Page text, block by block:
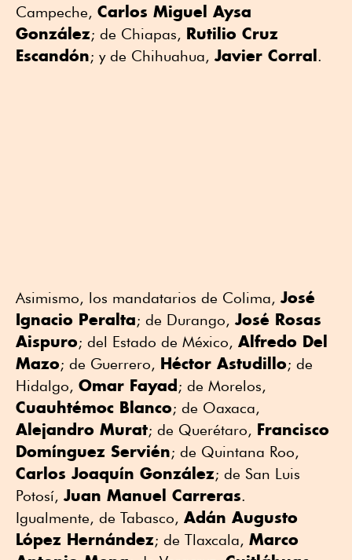
Campeche, Carlos Miguel Aysa
González; de Chiapas, Rutilio Cruz
Escandón; y de Chihuahua, Javier Corral.
Asimismo, los mandatarios de Colima, José
Ignacio Peralta; de Durango, José Rosas
Aispuro; del Estado de México, Alfredo Del
Mazo; de Guerrero, Héctor Astudillo; de
Hidalgo, Omar Fayad; de Morelos,
Cuauhtémoc Blanco; de Oaxaca,
Alejandro Murat; de Querétaro, Francisco
Domínguez Servién; de Quintana Roo,
Carlos Joaquín González; de San Luis
Potosí, Juan Manuel Carreras.
Igualmente, de Tabasco, Adán Augusto
López Hernández; de Tlaxcala, Marco